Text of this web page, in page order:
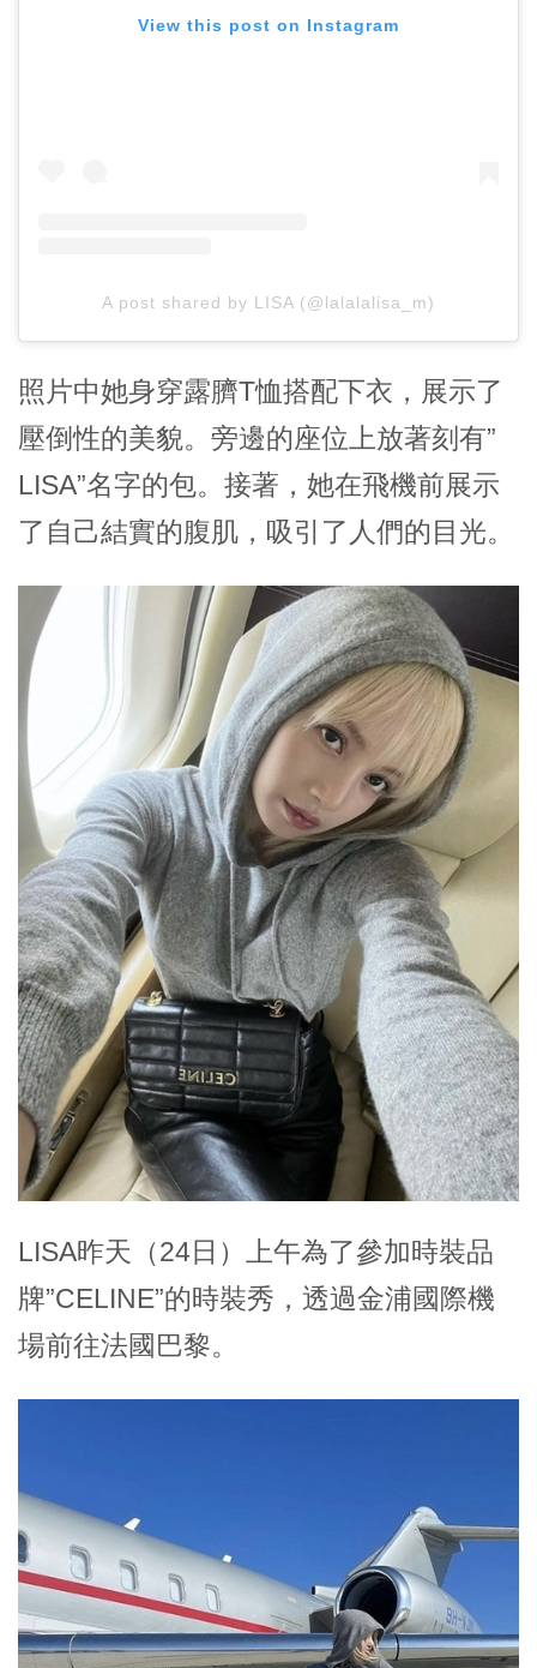
View this post on Instagram
A post shared by LISA (@lalalalisa_m)
照片中她身穿露臍T恤搭配下衣，展示了
壓倒性的美貌。旁邊的座位上放著刻有”
LISA”名字的包。接著，她在飛機前展示
了自己結實的腹肌，吸引了人們的目光。
LISA昨天（24日）上午為了參加時裝品
牌”CELINE”的時裝秀，透過金浦國際機
場前往法國巴黎。